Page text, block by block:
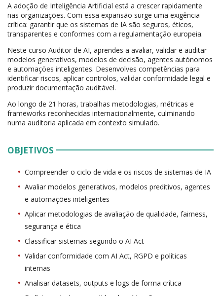
A adoção de Inteligência Artificial está a crescer rapidamente
nas organizações. Com essa expansão surge uma exigência
crítica: garantir que os sistemas de IA são seguros, éticos,
transparentes e conformes com a regulamentação europeia.
Neste curso Auditor de AI, aprendes a avaliar, validar e auditar
modelos generativos, modelos de decisão, agentes autónomos
e automações inteligentes. Desenvolves competências para
identificar riscos, aplicar controlos, validar conformidade legal e
produzir documentação auditável.
Ao longo de 21 horas, trabalhas metodologias, métricas e
frameworks reconhecidas internacionalmente, culminando
numa auditoria aplicada em contexto simulado.
OBJETIVOS
Compreender o ciclo de vida e os riscos de sistemas de IA
Avaliar modelos generativos, modelos preditivos, agentes
e automações inteligentes
Aplicar metodologias de avaliação de qualidade, fairness,
segurança e ética
Classificar sistemas segundo o AI Act
Validar conformidade com AI Act, RGPD e políticas
internas
Analisar datasets, outputs e logs de forma crítica